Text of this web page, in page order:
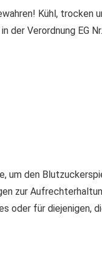
Kühl, trocken
der Verordnung EG
um den
zur
oder für